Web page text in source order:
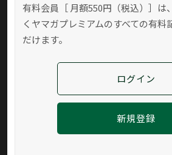
有料会員［ 月額550円（税込）］は
く ヤマガプレミアムのすべての有料
だけます。
ログイン
新規登録